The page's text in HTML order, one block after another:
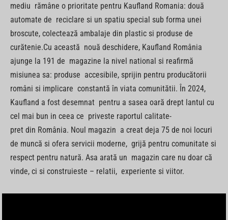
mediu rămâne o prioritate pentru Kaufland Romania: două
automate de reciclare si un spatiu special sub forma unei
broscute, colectează ambalaje din plastic si produse de
curătenie.Cu această nouă deschidere, Kaufland România
ajunge la 191 de magazine la nivel national si reafirmă
misiunea sa: produse accesibile, sprijin pentru producătorii
români si implicare constantă în viata comunitătii. În 2024,
Kaufland a fost desemnat pentru a sasea oară drept lantul cu
cel mai bun in ceea ce priveste raportul calitate-
pret din România. Noul magazin a creat deja 75 de noi locuri
de muncă si ofera servicii moderne, grijă pentru comunitate si
respect pentru natură. Asa arată un magazin care nu doar că
vinde, ci si construieste – relatii, experiente si viitor.